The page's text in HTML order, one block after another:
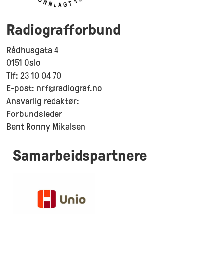
Radiografforbund
Rådhusgata 4
0151 Oslo
Tlf: 23 10 04 70
E-post: nrf@radiograf.no
Ansvarlig redaktør:
Forbundsleder
Bent Ronny Mikalsen
Samarbeidspartnere